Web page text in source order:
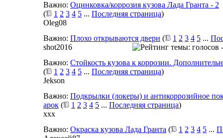
Важно: Оцинковка/коррозия кузова Лада Гранта - 2
(
1 2 3 4 5 ... Последняя страница)
Oleg08
Важно: Плохо открываются двери ( 1 2 3 4 5 ...
shot2016
Важно: Стойкость кузова к коррозии.
(
1 2 3 4 5 ... Последняя страница)
Jekson
Важно: Подкрылки (локеры) и антикоррозийное
арок ( 1 2 3 4 5 ... Последняя страница)
xxx
Важно: Окраска кузова Лада Гранта ( 1 2 3 4 5 ...